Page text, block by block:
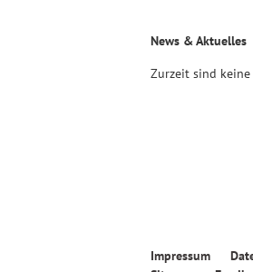
News & Aktuelles
Zurzeit sind
Navigation
Impressum